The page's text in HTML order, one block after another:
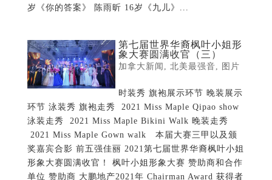
岁《你的答案》 陈雨昕 16岁《九儿》...
第七届世界华裔枫叶小姐形
象大赛圆满收官（三）
加拿大新闻 , 北美最强音, 图片
时装秀 旗袍展示环节 晚装展示
环节 泳装秀 旗袍走秀 2021 Miss Maple Qipao show
泳装走秀 2021 Miss Maple Bikini Walk 晚装走秀
2021 Miss Maple Gown walk 本届大赛三甲以及颁
奖嘉宾合影 前五强佳丽 2021第七届世界华裔枫叶小姐
形象大赛圆满收官！ 枫叶小姐形象大赛 赞助商和合作
单位 赞助商 大鹏地产2021年 Chairman Award 获得者